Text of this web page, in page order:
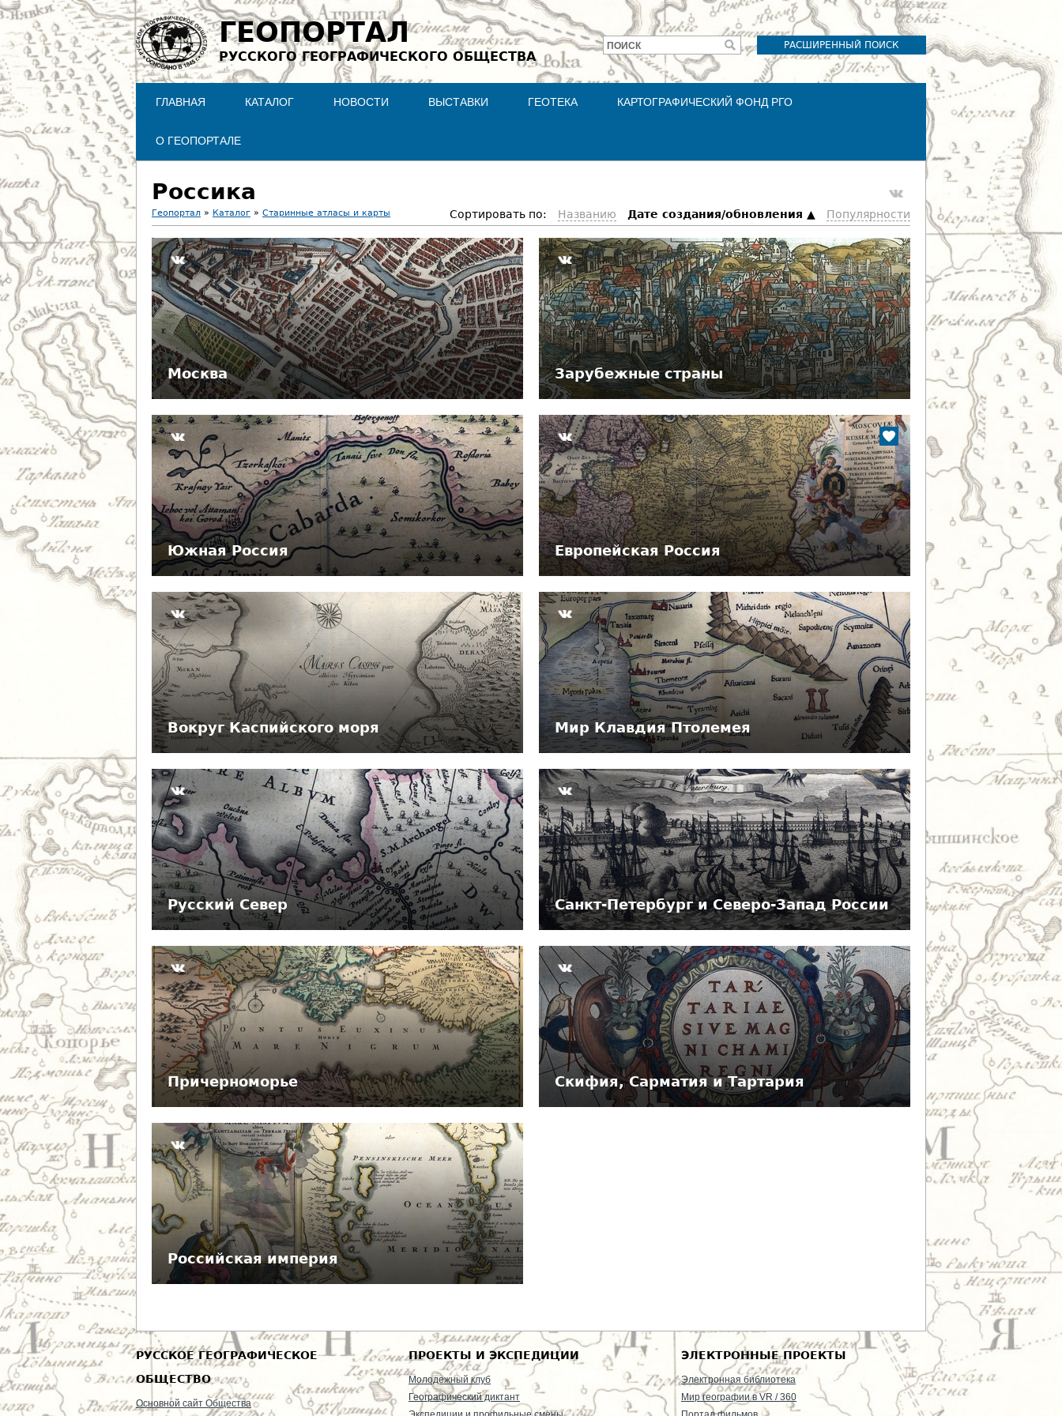
Jump to navigation
ГЕОПОРТАЛ
РУССКОГО ГЕОГРАФИЧЕСКОГО ОБЩЕСТВА
РАСШИРЕННЫЙ ПОИСК
Форма
поиска
ПОИСК
ГЛАВНАЯ КАТАЛОГ НОВОСТИ ВЫСТАВКИ ГЕОТЕКА КАРТОГРАФИЧЕСКИЙ ФОНД РГО
О ГЕОПОРТАЛЕ
Россика
В
ы
з
д
е
с
ь
Геопортал » Каталог » Старинные атласы и карты Сортировать по: Названию Дате cоздания/обновления Популярности
Москва Зарубежные страны
Южная Россия Европейская Россия
Вокруг Каспийского моря Мир Клавдия Птолемея
Русский Север Санкт-Петербург и Северо-Запад России
Причерноморье Скифия, Сарматия и Тартария
Российская империя
РУССКОЕ ГЕОГРАФИЧЕСКОЕ
ОБЩЕСТВО
Основной сайт Общества
ПРОЕКТЫ И ЭКСПЕДИЦИИ
Молодежный клуб
Географический диктант
ЭЛЕКТРОННЫЕ ПРОЕКТЫ
Электронная библиотека
Мир географии в VR / 360